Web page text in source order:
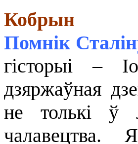
Кобрын
Помнік
гісторыі –
дзяржаўная
не толькі ў
чалавецтва.